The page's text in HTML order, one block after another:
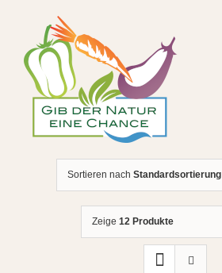
springen
Sortieren nach Standardsortierung
Zeige 12 Produkte